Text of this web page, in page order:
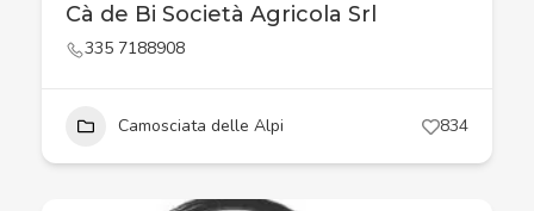
Cà de Bi Società Agricola Srl
335 7188908
Camosciata delle Alpi 834